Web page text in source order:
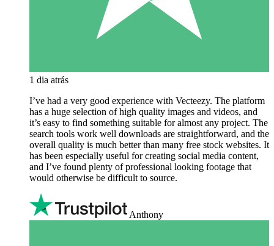
1 dia atrás
I’ve had a very good experience with Vecteezy. The platform
has a huge selection of high quality images and videos, and
it’s easy to find something suitable for almost any project. The
search tools work well downloads are straightforward, and the
overall quality is much better than many free stock websites. It
has been especially useful for creating social media content,
and I’ve found plenty of professional looking footage that
would otherwise be difficult to source.
Anthony